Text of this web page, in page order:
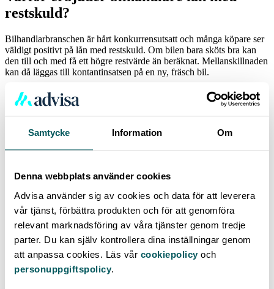
Samtycke Information Om
Denna webbplats använder cookies
Advisa använder sig av cookies och data för att leverera
vår tjänst, förbättra produkten och för att genomföra
relevant marknadsföring av våra tjänster genom tredje
parter. Du kan själv kontrollera dina inställningar genom
att anpassa cookies. Läs vår cookiepolicyoch
personuppgiftspolicy.
restskuld?
Bilhandlarbranschen är hårt konkurrensutsatt och många köpare ser
väldigt positivt på lån med restskuld. Om bilen bara sköts bra kan
den till och med få ett högre restvärde än beräknat. Mellanskillnaden
kan då läggas till kontantinsatsen på en ny, fräsch bil.
För säljaren finns det även andra fördelar med upplägget. Lånet är
helt knutet till objektet, alltså bilen, så köparen kan inte sälja den för
att betala av skulden. Om så vore fallet skulle hela konceptet bli
restskuld är att skapa
merförsäljning, då inbyte mot en ny bil är det
allra vanligaste scenariot.
Skribent: Povel Arwidson
Uppdaterad: 2024-09-13